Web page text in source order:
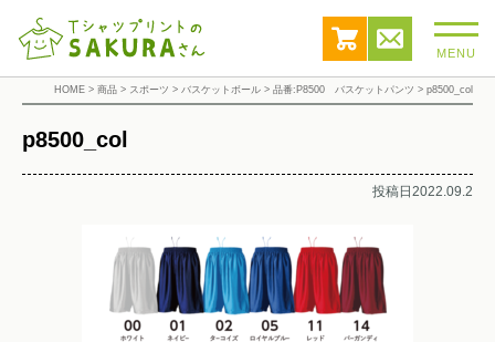
MENU
HOME > 商品 > スポーツ > バスケットボール > 品番:P8500 バスケットパンツ > p8500_col
p8500_col
投稿日2022.09.2